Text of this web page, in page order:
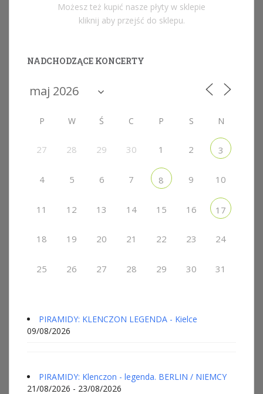
Możesz też kupić nasze płyty w sklepie
kliknij aby przejść do sklepu.
NADCHODZĄCE KONCERTY
P W Ś C P S N
27 28 29 30 1 2 3
4 5 6 7 8 9 10
11 12 13 14 15 16 17
18 19 20 21 22 23 24
25 26 27 28 29 30 31
PIRAMIDY: KLENCZON LEGENDA - Kielce
09/08/2026
PIRAMIDY: Klenczon - legenda. BERLIN / NIEMCY
21/08/2026 - 23/08/2026